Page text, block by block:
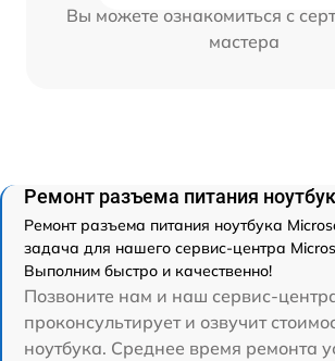
Вы можете ознакомиться с
мастера
Ремонт разъема питания
Ремонт разъема питания ноутбука
задача для нашего сервис-центра
Выполним быстро и качественно!
Позвоните нам и наш сервис-
проконсультирует и озвучит
ноутбука. Среднее время ремонта